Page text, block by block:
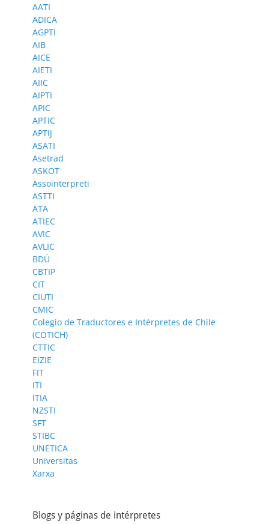
AATI
ADICA
AGPTI
AIB
AICE
AIETI
AIIC
AIPTI
APIC
APTIC
APTIJ
ASATI
Asetrad
ASKOT
Assointerpreti
ASTTI
ATA
ATIEC
AVIC
AVLIC
BDÜ
CBTIP
CIT
CIUTI
CMIC
Colegio de Traductores e Intérpretes de Chile
(COTICH)
CTTIC
EIZIE
FIT
ITI
ITIA
NZSTI
SFT
STIBC
UNETICA
Universitas
Xarxa
Blogs y páginas de intérpretes